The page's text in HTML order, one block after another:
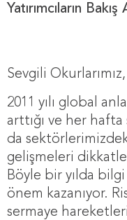
Yatırımcıların Bakış
Sevgili Okurlarımız,
2011 yılı global
arttığı ve her
da
gelişmeleri
Böyle bir yılda bilgi
önem kazanıyor.
sermaye